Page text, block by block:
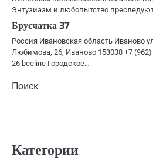
Энтузиазм и любопытство
Брусчатка 37
Россия Ивановская область Иваново
Любимова, 26, Иваново 153038 +7 (962)
26 beeline Городское…
Поиск
Категории